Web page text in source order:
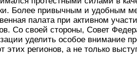
Более привычным и удобным
палата при активном
Со своей стороны, Совет
уделить особое внимание
регионов, а не только